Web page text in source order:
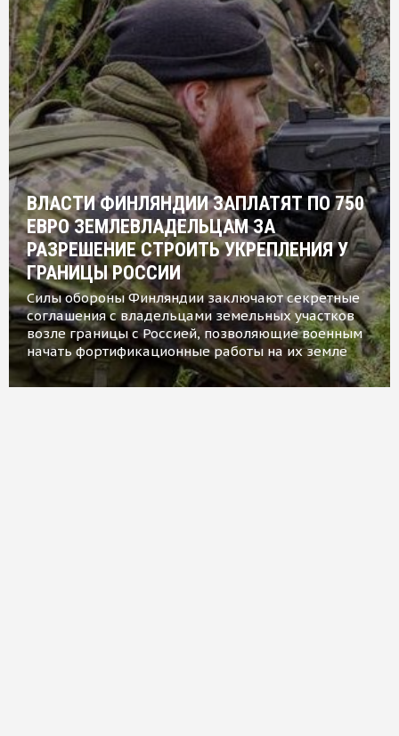
ВЛАСТИ ФИНЛЯНДИИ ЗАПЛАТЯТ ПО 750
ЕВРО ЗЕМЛЕВЛАДЕЛЬЦАМ ЗА
РАЗРЕШЕНИЕ СТРОИТЬ УКРЕПЛЕНИЯ У
ГРАНИЦЫ РОССИИ
Силы обороны Финляндии заключают секретные
соглашения с владельцами земельных участков
возле границы с Россией, позволяющие военным
начать фортификационные работы на их земле